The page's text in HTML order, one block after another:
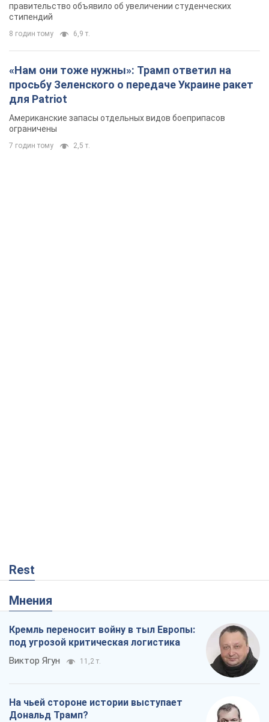
правительство объявило об увеличении студенческих
стипендий
8 годин тому 6,9 т.
«Нам они тоже нужны»: Трамп ответил на
просьбу Зеленского о передаче Украине ракет
для Patriot
Американские запасы отдельных видов боеприпасов
ограничены
7 годин тому 2,5 т.
Rest
Мнения
Кремль переносит войну в тыл Европы:
под угрозой критическая логистика
Виктор Ягун 11,2 т.
На чьей стороне истории выступает
Дональд Трамп?